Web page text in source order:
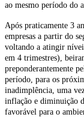
ao mesmo período do
Após praticamente 3
empresas a partir do
voltando a atingir
em 4 trimestres),
preponderantemente
período, para os
inadimplência, uma
inflação e diminuição
favorável para o